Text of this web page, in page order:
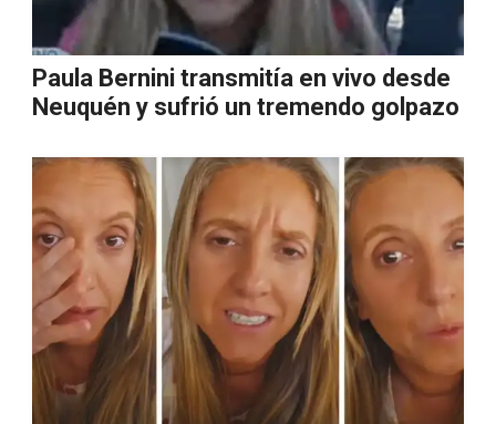
Paula Bernini transmitía en vivo desde
Neuquén y sufrió un tremendo golpazo